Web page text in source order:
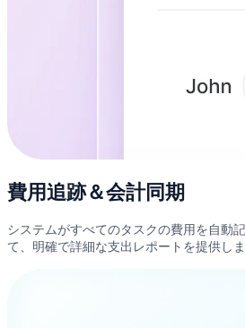
費用追跡＆会計同期
システムがすべてのタスクの費用を自動
て、明確で詳細な支出レポートを提供しま